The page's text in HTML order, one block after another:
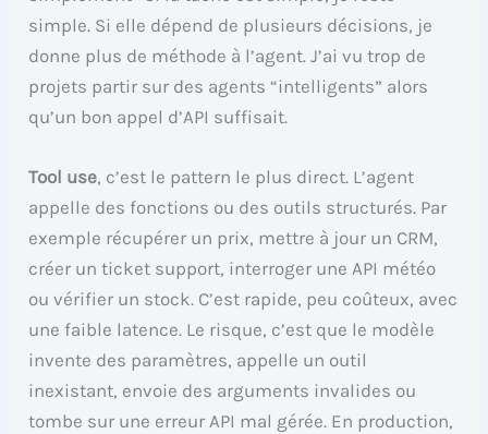
simple. Si elle dépend de plusieurs décisions, je
donne plus de méthode à l’agent. J’ai vu trop de
projets partir sur des agents “intelligents” alors
qu’un bon appel d’API suffisait.
Tool use, c’est le pattern le plus direct. L’agent
appelle des fonctions ou des outils structurés. Par
exemple récupérer un prix, mettre à jour un CRM,
créer un ticket support, interroger une API météo
ou vérifier un stock. C’est rapide, peu coûteux, avec
une faible latence. Le risque, c’est que le modèle
invente des paramètres, appelle un outil
inexistant, envoie des arguments invalides ou
tombe sur une erreur API mal gérée. En production,